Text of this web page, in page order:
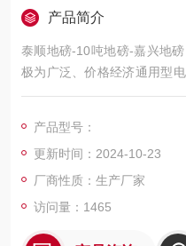
产品简介
泰顺地磅-10吨地磅-嘉兴地
极为广泛、价格经济通用型
用于工厂、车站、港口、仓
产品型号：
更新时间：2024-10-23
厂商性质：生产厂家
访问量：1465